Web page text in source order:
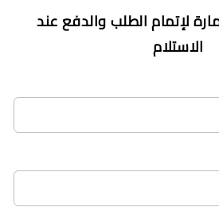
لإتمام الطلب والدفع عند
الاستلام